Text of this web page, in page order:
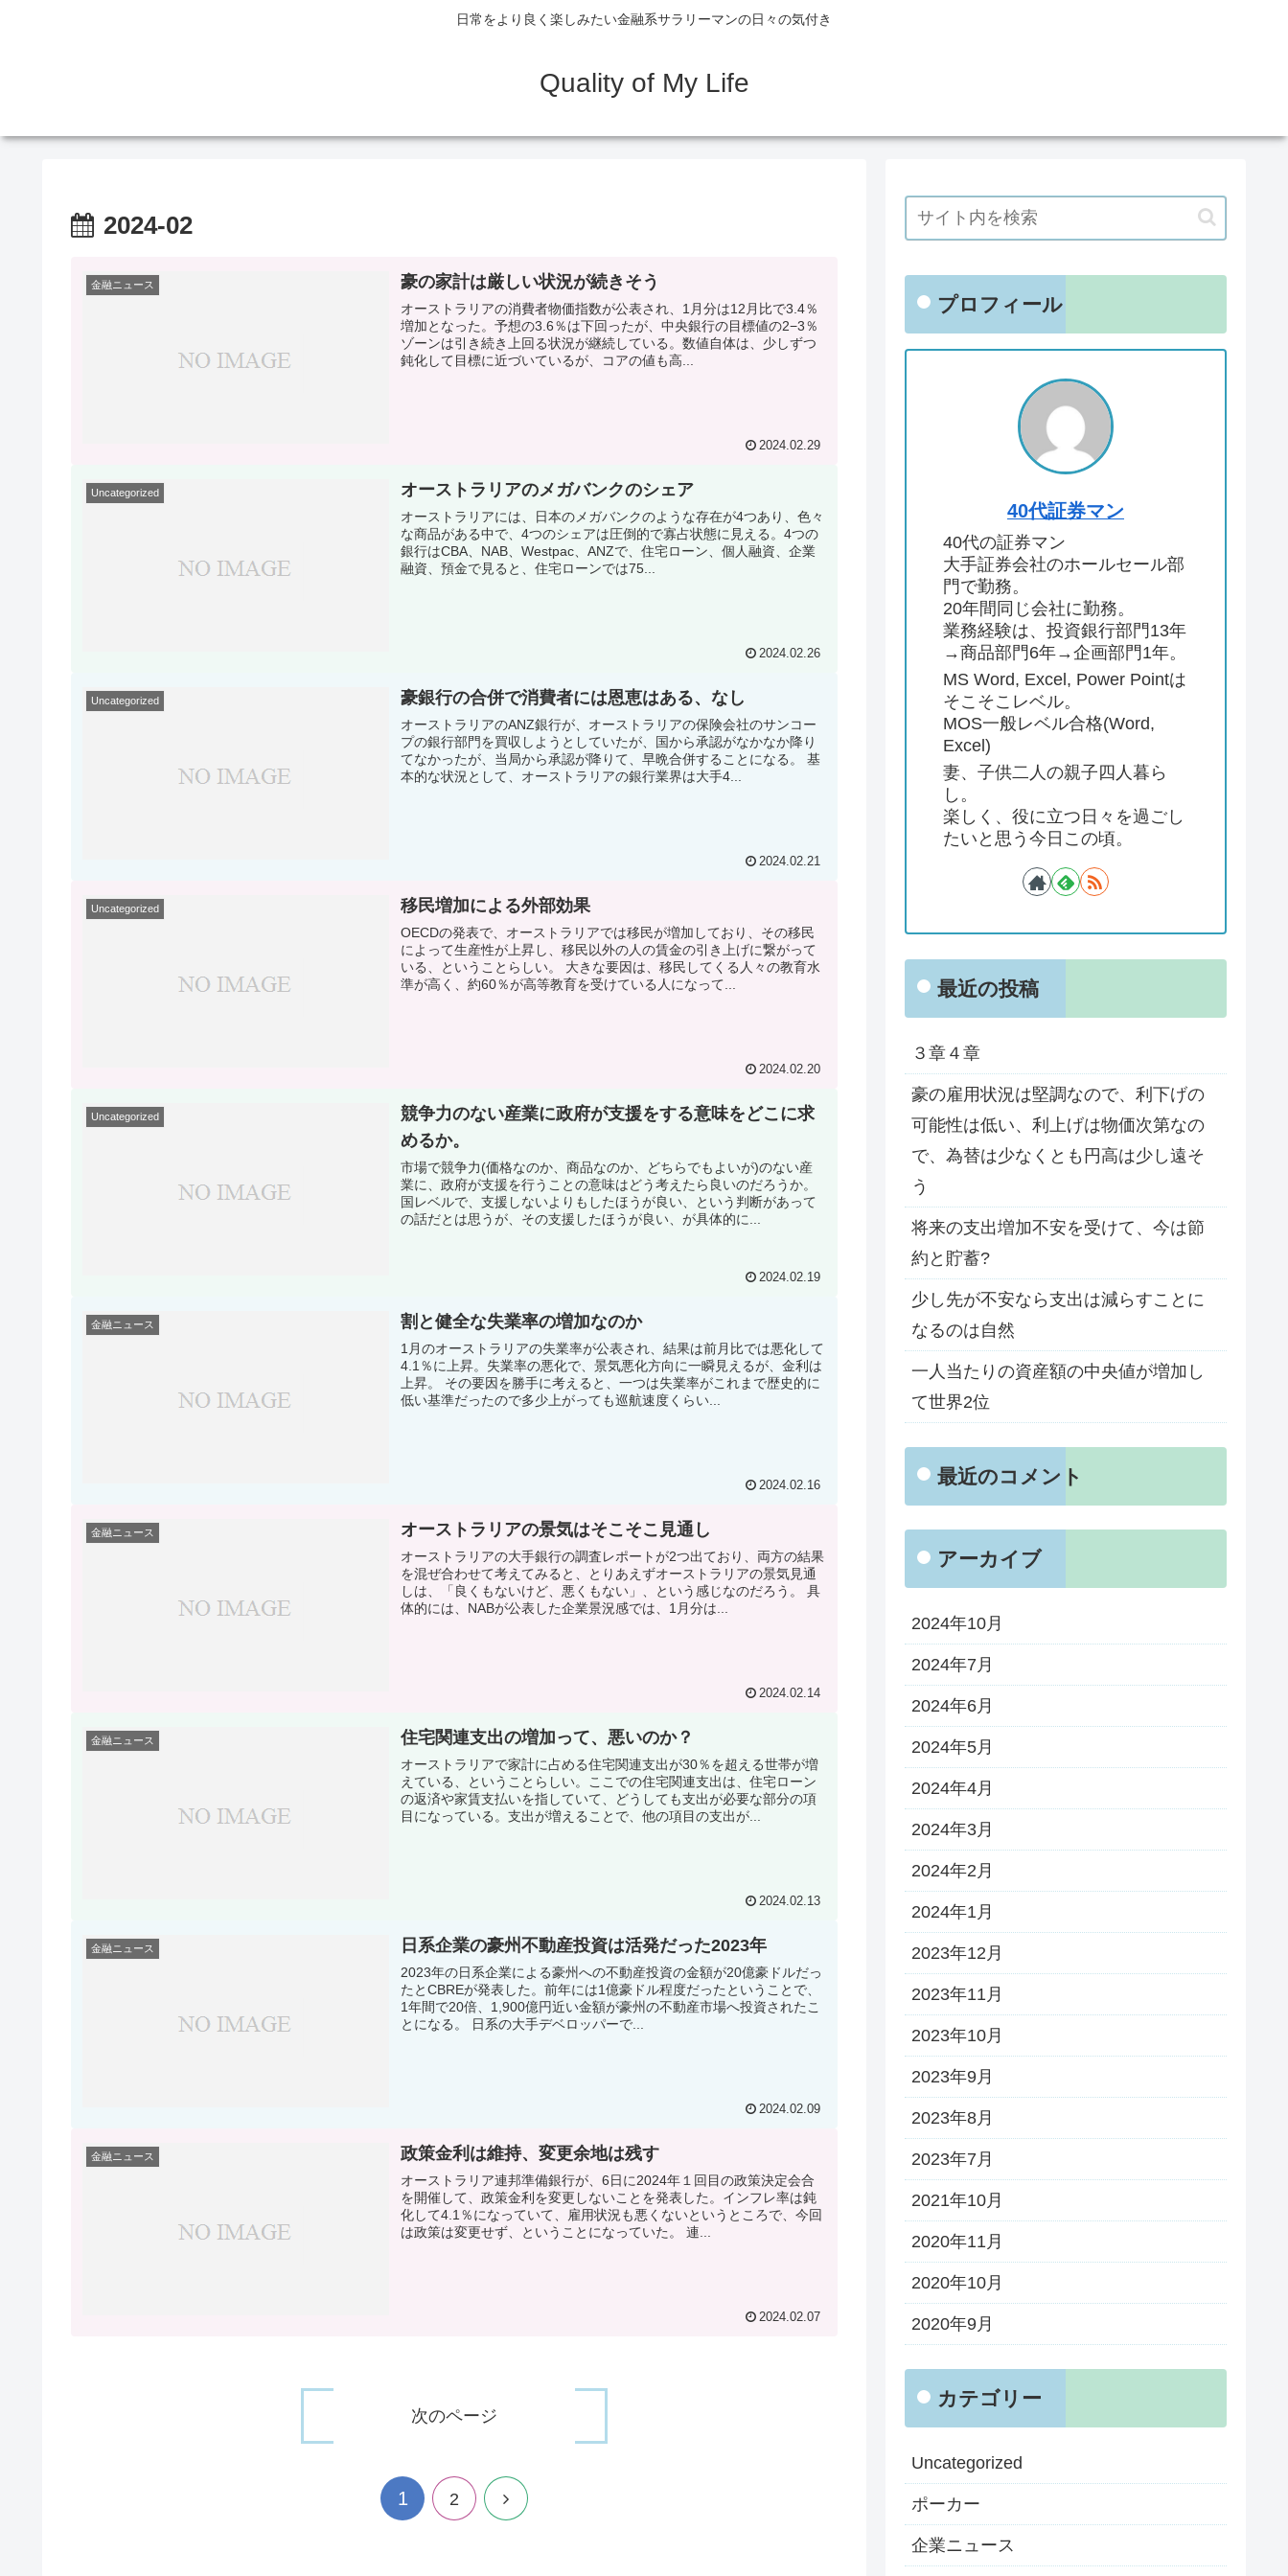
日常をより良く楽しみたい金融系サラリーマンの日々の気付き
Quality of My Life
2024-02
金融ニュース 豪の家計は厳しい状況が続きそう
オーストラリアの消費者物価指数が公表され、1月分は12月比で3.4％
増加となった。予想の3.6％は下回ったが、中央銀行の目標値の2−3％
ゾーンは引き続き上回る状況が継続している。数値自体は、少しずつ
鈍化して目標に近づいているが、コアの値も高...
2024.02.29
Uncategorized オーストラリアのメガバンクのシェア
オーストラリアには、日本のメガバンクのような存在が4つあり、色々
な商品がある中で、4つのシェアは圧倒的で寡占状態に見える。4つの
銀行はCBA、NAB、Westpac、ANZで、住宅ローン、個人融資、企業
融資、預金で見ると、住宅ローンでは75...
2024.02.26
Uncategorized 豪銀行の合併で消費者には恩恵はある、なし
オーストラリアのANZ銀行が、オーストラリアの保険会社のサンコー
プの銀行部門を買収しようとしていたが、国から承認がなかなか降り
てなかったが、当局から承認が降りて、早晩合併することになる。 基
本的な状況として、オーストラリアの銀行業界は大手4...
2024.02.21
Uncategorized 移民増加による外部効果
OECDの発表で、オーストラリアでは移民が増加しており、その移民
によって生産性が上昇し、移民以外の人の賃金の引き上げに繋がって
いる、ということらしい。 大きな要因は、移民してくる人々の教育水
準が高く、約60％が高等教育を受けている人になって...
2024.02.20
Uncategorized
競争力のない産業に政府が支援をする意味をどこに求
めるか。
市場で競争力(価格なのか、商品なのか、どちらでもよいが)のない産
業に、政府が支援を行うことの意味はどう考えたら良いのだろうか。
国レベルで、支援しないよりもしたほうが良い、という判断があって
の話だとは思うが、その支援したほうが良い、が具体的に...
2024.02.19
金融ニュース 割と健全な失業率の増加なのか
1月のオーストラリアの失業率が公表され、結果は前月比では悪化して
4.1％に上昇。失業率の悪化で、景気悪化方向に一瞬見えるが、金利は
上昇。 その要因を勝手に考えると、一つは失業率がこれまで歴史的に
低い基準だったので多少上がっても巡航速度くらい...
2024.02.16
金融ニュース オーストラリアの景気はそこそこ見通し
オーストラリアの大手銀行の調査レポートが2つ出ており、両方の結果
を混ぜ合わせて考えてみると、とりあえずオーストラリアの景気見通
しは、「良くもないけど、悪くもない」、という感じなのだろう。 具
体的には、NABが公表した企業景況感では、1月分は...
2024.02.14
金融ニュース 住宅関連支出の増加って、悪いのか？
オーストラリアで家計に占める住宅関連支出が30％を超える世帯が増
えている、ということらしい。ここでの住宅関連支出は、住宅ローン
の返済や家賃支払いを指していて、どうしても支出が必要な部分の項
目になっている。支出が増えることで、他の項目の支出が...
2024.02.13
金融ニュース 日系企業の豪州不動産投資は活発だった2023年
2023年の日系企業による豪州への不動産投資の金額が20億豪ドルだっ
たとCBREが発表した。前年には1億豪ドル程度だったということで、
1年間で20倍、1,900億円近い金額が豪州の不動産市場へ投資されたこ
とになる。 日系の大手デベロッパーで...
2024.02.09
金融ニュース 政策金利は維持、変更余地は残す
オーストラリア連邦準備銀行が、6日に2024年１回目の政策決定会合
を開催して、政策金利を変更しないことを発表した。インフレ率は鈍
化して4.1％になっていて、雇用状況も悪くないというところで、今回
は政策は変更せず、ということになっていた。 連...
2024.02.07
次のページ
1 2 次
プロフィール
40代証券マン
40代の証券マン
大手証券会社のホールセール部
門で勤務。
20年間同じ会社に勤務。
業務経験は、投資銀行部門13年
→商品部門6年→企画部門1年。
MS Word, Excel, Power Pointは
そこそこレベル。
MOS一般レベル合格(Word,
Excel)
妻、子供二人の親子四人暮ら
し。
楽しく、役に立つ日々を過ごし
たいと思う今日この頃。
最近の投稿
３章４章
豪の雇用状況は堅調なので、利下げの
可能性は低い、利上げは物価次第なの
で、為替は少なくとも円高は少し遠そ
う
将来の支出増加不安を受けて、今は節
約と貯蓄?
少し先が不安なら支出は減らすことに
なるのは自然
一人当たりの資産額の中央値が増加し
て世界2位
最近のコメント
アーカイブ
2024年10月
2024年7月
2024年6月
2024年5月
2024年4月
2024年3月
2024年2月
2024年1月
2023年12月
2023年11月
2023年10月
2023年9月
2023年8月
2023年7月
2021年10月
2020年11月
2020年10月
2020年9月
カテゴリー
Uncategorized
ポーカー
企業ニュース